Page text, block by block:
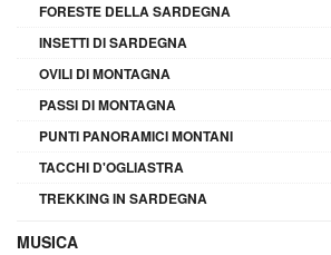
FORESTE DELLA SARDEGNA
INSETTI DI SARDEGNA
OVILI DI MONTAGNA
PASSI DI MONTAGNA
PUNTI PANORAMICI MONTANI
TACCHI D'OGLIASTRA
TREKKING IN SARDEGNA
MUSICA